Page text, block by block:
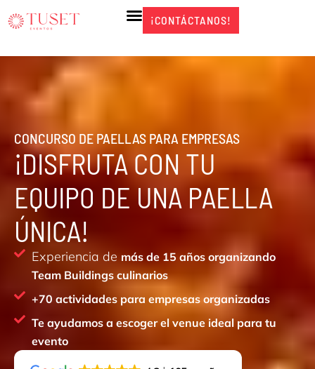
¡CONTÁCTANOS!
¡CONTÁCTANOS!
CONCURSO DE PAELLAS PARA EMPRESAS
¡DISFRUTA CON TU
EQUIPO DE UNA PAELLA
ÚNICA!
Experiencia de más de 15 años organizando
Team Buildings culinarios
+70 actividades para empresas organizadas
Te ayudamos a escoger el venue ideal para tu
evento